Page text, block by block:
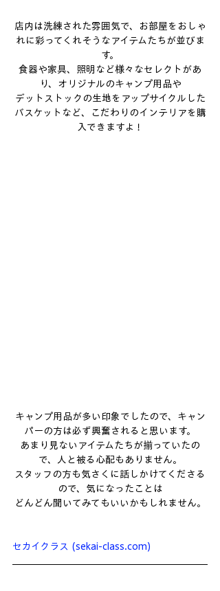
店内は洗練された雰囲気で、お部屋をおしゃ
れに彩ってくれそうなアイテムたちが並びま
す。
食器や家具、照明など様々なセレクトがあ
り、オリジナルのキャンプ用品や
デットストックの生地をアップサイクルした
バスケットなど、こだわりのインテリアを購
入できますよ！
キャンプ用品が多い印象でしたので、キャン
パーの方は必ず興奮されると思います。
あまり見ないアイテムたちが揃っていたの
で、人と被る心配もありません。
スタッフの方も気さくに話しかけてくださる
ので、気になったことは
どんどん聞いてみてもいいかもしれません。
セカイクラス (sekai-class.com)